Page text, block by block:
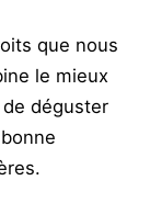
que nous
le mieux
déguster